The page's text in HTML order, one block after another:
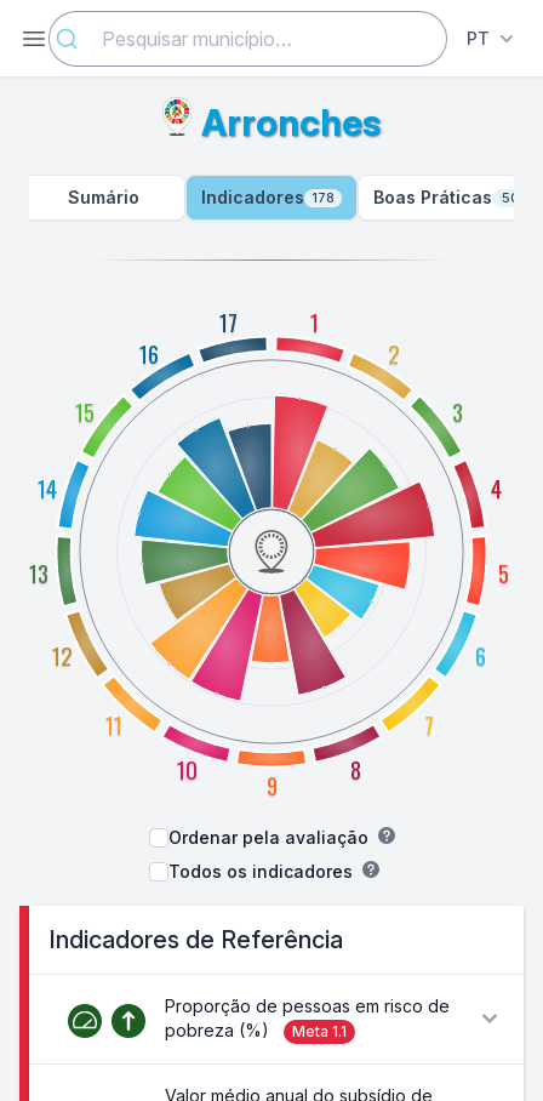
Abrir menu PT
Arronches
Sumário Indicadores 178 Boas Práticas 50
Indicadores de Referência
Proporção de pessoas em risco de
pobreza (%)
Meta 1.1
Valor médio anual do subsídio de
1
2
3
4
5
6
7
8
9
10
11
12
13
14
15
16
17
Ordenar pela avaliação
Todos os indicadores